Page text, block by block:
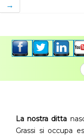
→
La nostra ditta
Grassi si occupa